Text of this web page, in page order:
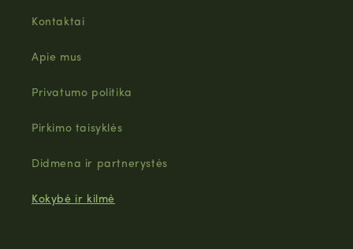
Kontaktai
Apie mus
Privatumo politika
Pirkimo taisyklės
Didmena ir partnerystės
Kokybė ir kilmė